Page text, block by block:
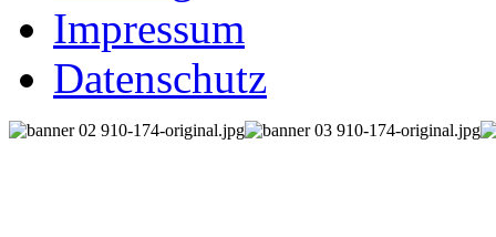
Impressum
Datenschutz